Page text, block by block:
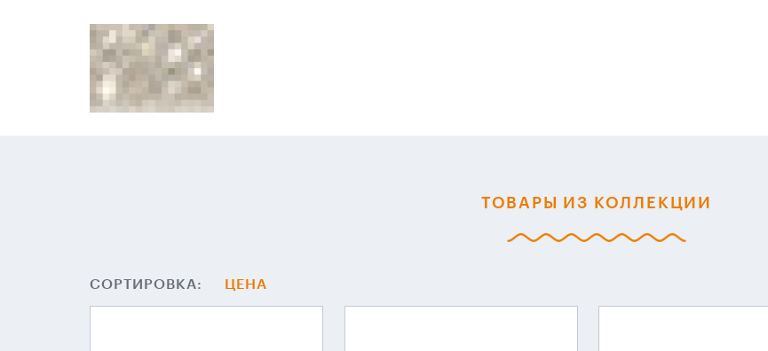
ТОВАРЫ ИЗ КОЛЛЕКЦИИ
СОРТИРОВКА: ЦЕНА